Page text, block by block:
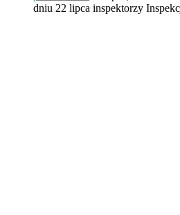
dniu 22 lipca inspektorzy